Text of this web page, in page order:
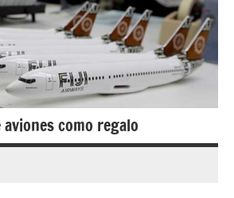
aviones como regalo